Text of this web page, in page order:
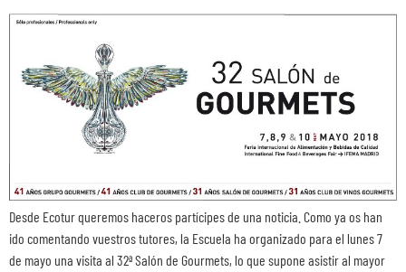
Desde Ecotur queremos haceros partícipes de una noticia. Como ya os han
ido comentando vuestros tutores, la Escuela ha organizado para el lunes 7
de mayo una visita al 32ª Salón de Gourmets, lo que supone asistir al mayor